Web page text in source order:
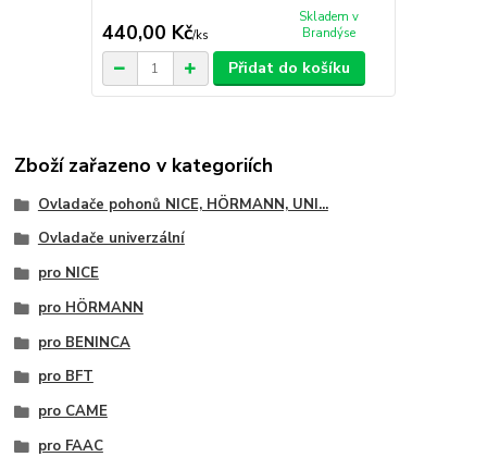
440,00 Kč/ks
Skladem v
Brandýse
Přidat do košíku
Zboží zařazeno v kategoriích
Ovladače pohonů NICE, HÖRMANN, UNI...
Ovladače univerzální
pro NICE
pro HÖRMANN
pro BENINCA
pro BFT
pro CAME
pro FAAC